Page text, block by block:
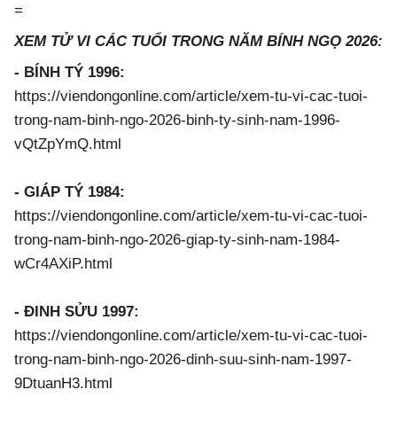
=
XEM TỬ VI CÁC TUỔI TRONG NĂM BÍNH NGỌ 2026:
- BÍNH TÝ 1996:
https://viendongonline.com/article/xem-tu-vi-cac-tuoi-
trong-nam-binh-ngo-2026-binh-ty-sinh-nam-1996-
vQtZpYmQ.html
- GIÁP TÝ 1984:
https://viendongonline.com/article/xem-tu-vi-cac-tuoi-
trong-nam-binh-ngo-2026-giap-ty-sinh-nam-1984-
wCr4AXiP.html
- ĐINH SỬU 1997:
https://viendongonline.com/article/xem-tu-vi-cac-tuoi-
trong-nam-binh-ngo-2026-dinh-suu-sinh-nam-1997-
9DtuanH3.html